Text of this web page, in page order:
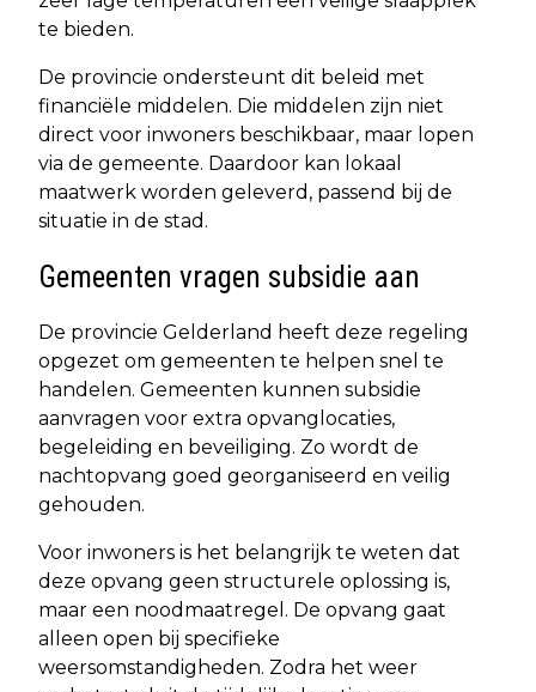
te bieden.
De provincie ondersteunt dit beleid met
financiële middelen. Die middelen zijn niet
direct voor inwoners beschikbaar, maar lopen
via de gemeente. Daardoor kan lokaal
maatwerk worden geleverd, passend bij de
situatie in de stad.
Gemeenten vragen subsidie aan
De provincie Gelderland heeft deze regeling
opgezet om gemeenten te helpen snel te
handelen. Gemeenten kunnen subsidie
aanvragen voor extra opvanglocaties,
begeleiding en beveiliging. Zo wordt de
nachtopvang goed georganiseerd en veilig
gehouden.
Voor inwoners is het belangrijk te weten dat
deze opvang geen structurele oplossing is,
maar een noodmaatregel. De opvang gaat
alleen open bij specifieke
weersomstandigheden. Zodra het weer